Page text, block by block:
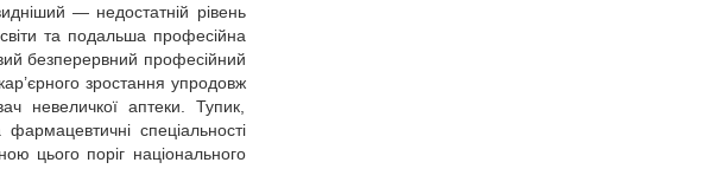
— недостатній рівень
та подальша професійна
безперервний професійний
зростання упродовж
невеличкої аптеки. Тупик,
спеціальності
цього поріг націо­нального